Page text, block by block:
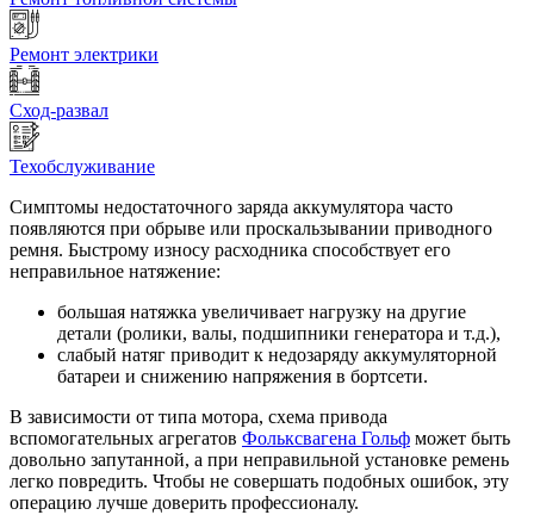
Ремонт электрики
Сход-развал
Техобслуживание
Симптомы недостаточного заряда аккумулятора часто
появляются при обрыве или проскальзывании приводного
ремня. Быстрому износу расходника способствует его
неправильное натяжение:
большая натяжка увеличивает нагрузку на другие
детали (ролики, валы, подшипники генератора и т.д.),
слабый натяг приводит к недозаряду аккумуляторной
батареи и снижению напряжения в бортсети.
В зависимости от типа мотора, схема привода
вспомогательных агрегатов Фольксвагена Гольф может быть
довольно запутанной, а при неправильной установке ремень
легко повредить. Чтобы не совершать подобных ошибок, эту
операцию лучше доверить профессионалу.